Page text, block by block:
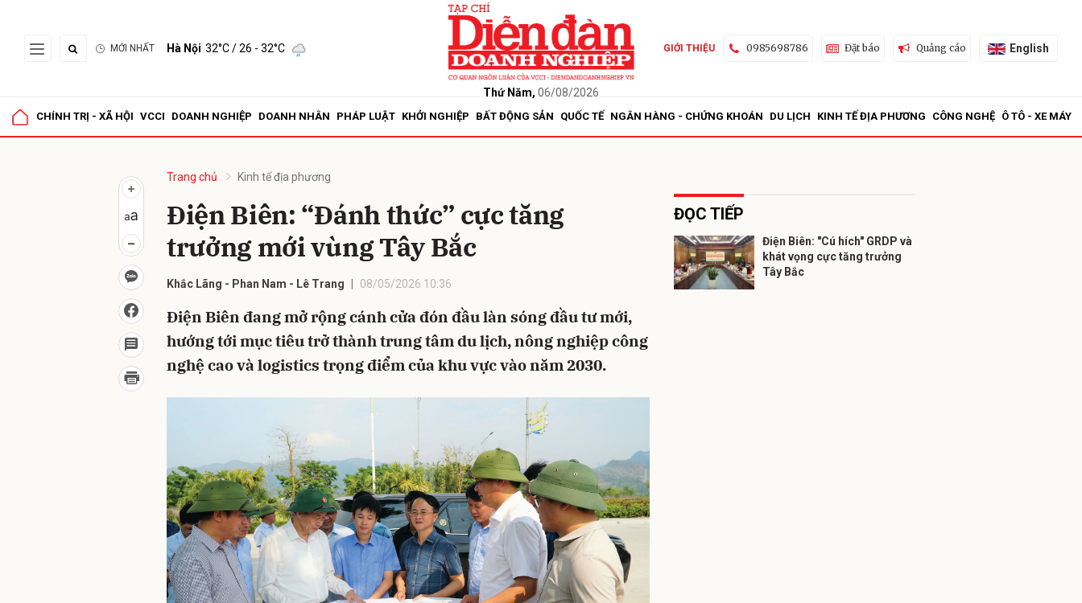
MỚI NHẤT Hà Nội 32°C/ 26 - 32°C
Thứ Năm, 06/08/2026
GIỚI THIỆU 0985698786 Đặt báo Quảng cáo English
CHÍNH TRỊ - XÃ HỘI VCCI DOANH NGHIỆP DOANH NHÂN PHÁP LUẬT KHỞI NGHIỆP BẤT ĐỘNG SẢN QUỐC TẾ NGÂN HÀNG - CHỨNG KHOÁN DU LỊCH KINH TẾ ĐỊA PHƯƠNG CÔNG NGHỆ Ô TÔ - XE MÁY
Trang chủ Kinh tế địa phương
Điện Biên: “Đánh thức” cực tăng
trưởng mới vùng Tây Bắc
Khắc Lãng - Phan Nam - Lê Trang 08/05/2026 10:36
Điện Biên đang mở rộng cánh cửa đón đầu làn sóng đầu tư mới,
hướng tới mục tiêu trở thành trung tâm du lịch, nông nghiệp công
nghệ cao và logistics trọng điểm của khu vực vào năm 2030.
ĐỌC TIẾP
Điện Biên: "Cú hích" GRDP và
khát vọng cực tăng trưởng
Tây Bắc
Gửi